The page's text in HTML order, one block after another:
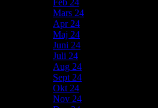
Mars 24
Apr 24
Maj 24
Juni 24
Juli 24
Aug 24
Sept 24
Okt 24
Nov 24